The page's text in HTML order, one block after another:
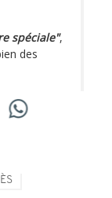
spéciale",
des